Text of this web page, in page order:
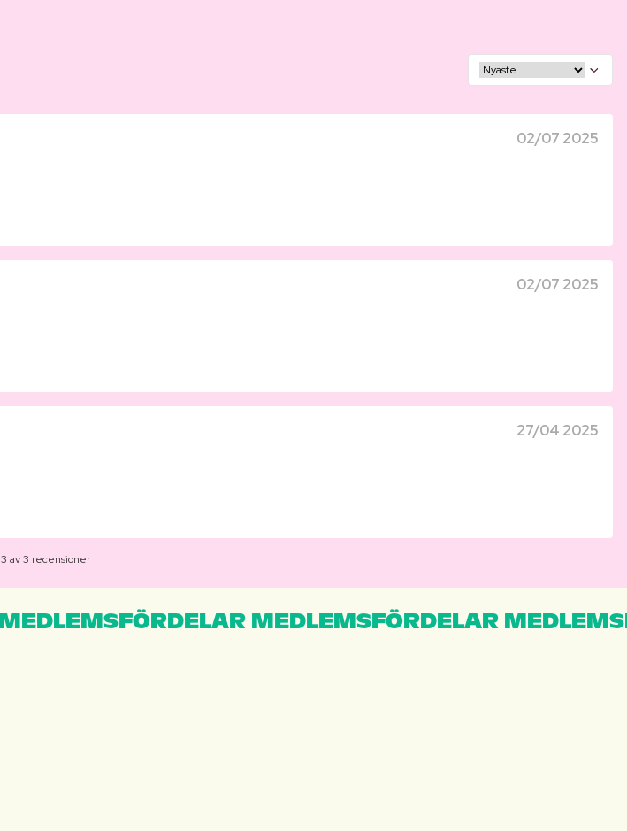
02/07 2025
02/07 2025
27/04 2025
av 3 recensioner
MEDLEMSFÖRDELAR